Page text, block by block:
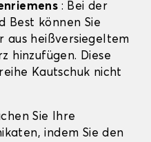
: Bei der
Best können Sie
aus heißversiegeltem
hinzufügen. Diese
Kautschuk nicht
Sie Ihre
indem Sie den